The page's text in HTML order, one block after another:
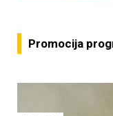
Promocija